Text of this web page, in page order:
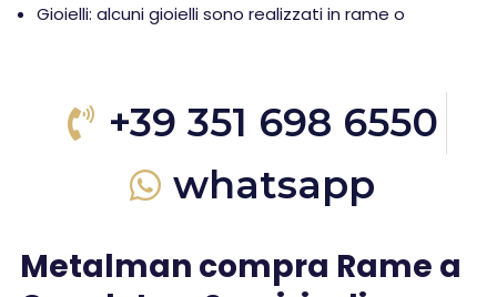
Gioielli: alcuni gioielli sono realizzati in rame o
+39 351 698 6550
whatsapp
Metalman compra Rame a